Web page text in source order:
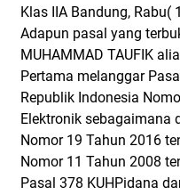
Klas IIA Bandung,
Adapun pasal yang
MUHAMMAD TAUFIK
Pertama melanggar
Republik Indonesia
Elektronik sebagaimana
Nomor 19 Tahun 2016
Nomor 11 Tahun 2008
Pasal 378 KUHPidana